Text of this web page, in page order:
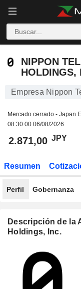
NIPPON
HOLDINGS,
Empresa Nippon
Mercado cerrado - Japan
08:30:00 06/08/2026
2.871,00 JPY
Resumen
Perfil Gobernanza
Descripción de la
Holdings, Inc.